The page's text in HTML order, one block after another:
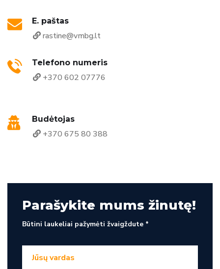
E. paštas
rastine@vmbg.lt
Telefono numeris
+370 602 07776
Budėtojas
+370 675 80 388
Parašykite mums žinutę!
Būtini laukeliai pažymėti žvaigždute *